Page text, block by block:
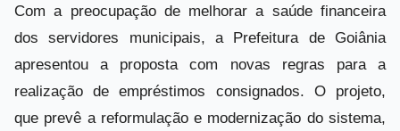
Com a preocupação de melhorar a saúde financeira
dos servidores municipais, a Prefeitura de Goiânia
apresentou a proposta com novas regras para a
realização de empréstimos consignados. O projeto,
que prevê a reformulação e modernização do sistema,